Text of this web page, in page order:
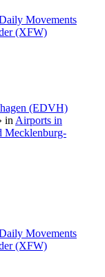
Movements
(XFW)
(EDVH)
in Airports in
Mecklenburg-
Movements
(XFW)